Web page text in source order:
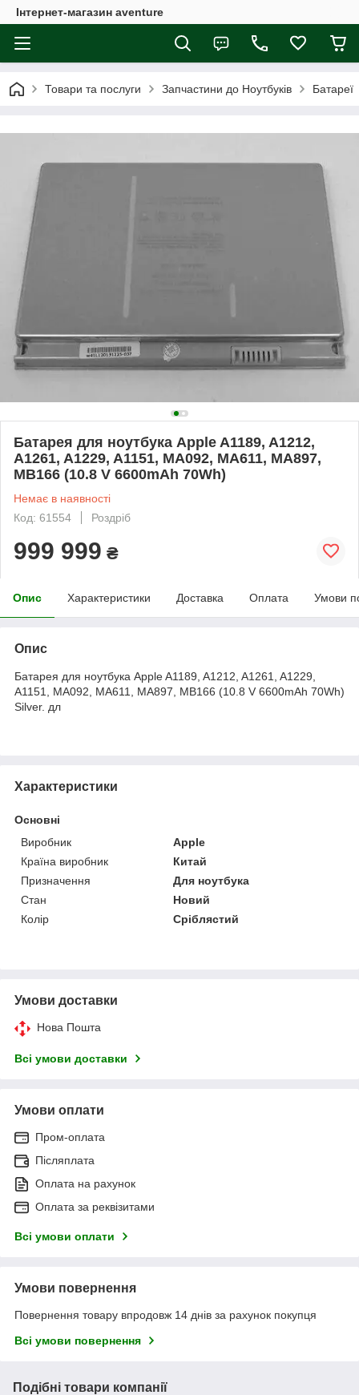
Інтернет-магазин aventure
Товари та послуги Запчастини до Ноутбуків Батареї
Батарея для ноутбука Apple A1189, A1212,
A1261, A1229, A1151, MA092, MA611, MA897,
MB166 (10.8 V 6600mAh 70Wh)
Немає в наявності
Код: 61554
Роздріб
999 999 ₴
Опис Характеристики Доставка Оплата Умови
Опис
Батарея для ноутбука Apple A1189, A1212, A1261, A1229,
A1151, MA092, MA611, MA897, MB166 (10.8 V 6600mAh 70Wh)
Silver. дл
Характеристики
Основні
Виробник
Apple
Країна виробник
Китай
Призначення
Для ноутбука
Стан
Новий
Колір
Сріблястий
Умови доставки
Нова Пошта
Всі умови доставки
Умови оплати
Пром-оплата
Післяплата
Оплата на рахунок
Оплата за реквізитами
Всі умови оплати
Умови повернення
Повернення товару впродовж 14 днів за рахунок покупця
Всі умови повернення
Подібні товари компанії